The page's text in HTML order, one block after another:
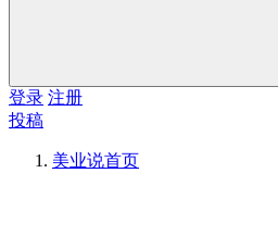
登录 注册
投稿
美业说首页